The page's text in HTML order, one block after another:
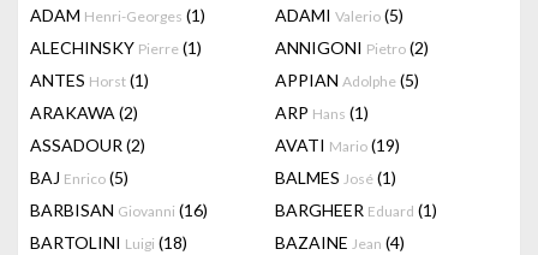
ADAM Henri-Georges (1) ADAMI Valerio (5)
ALECHINSKY Pierre (1) ANNIGONI Pietro (2)
ANTES Horst (1) APPIAN Adolphe (5)
ARAKAWA (2) ARP Hans (1)
ASSADOUR (2) AVATI Mario (19)
BAJ Enrico (5) BALMES José (1)
BARBISAN Giovanni (16) BARGHEER Eduard (1)
BARTOLINI Luigi (18) BAZAINE Jean (4)